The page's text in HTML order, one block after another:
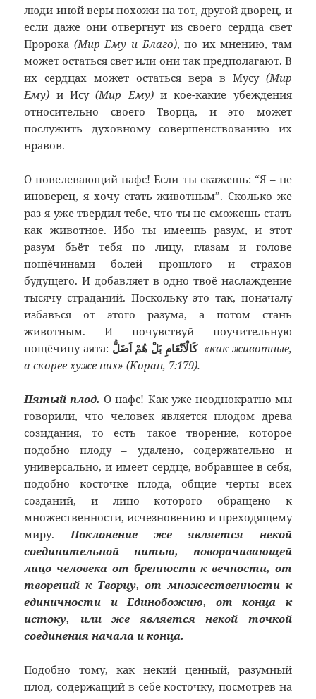
люди иной веры похожи на тот, другой дворец, и
если даже они отвергнут из своего сердца свет
Пророка (Мир Ему и Благо), по их мнению, там
может остаться свет или они так предполагают. В
их сердцах может остаться вера в Мусу (Мир
Ему) и Ису(Мир Ему)и кое-какие убеждения
относительно своего Творца, и это может
послужить духовному совершенствованию их
нравов.
О повелевающий нафс! Если ты скажешь: “Я – не
иноверец, я хочу стать животным”. Сколько же
раз я уже твердил тебе, что ты не сможешь стать
как животное. Ибо ты имеешь разум, и этот
разум бьёт тебя по лицу, глазам и голове
пощёчинами болей прошлого и страхов
будущего. И добавляет в одно твоё наслаждение
тысячу страданий. Поскольку это так, поначалу
избавься от этого разума, а потом стань
животным. И почувствуй поучительную
пощёчину аята:
كَالْاَنْعَامِ بَلْ هُمْ اَضَلُّ «как животные,
а скорее хуже них» (Коран, 7:179).
Пятый плод. О нафс! Как уже неоднократно мы
говорили, что человек является плодом древа
созидания, то есть такое творение, которое
подобно плоду – удалено, содержательно и
универсально, и имеет сердце, вобравшее в себя,
подобно косточке плода, общие черты всех
созданий, и лицо которого обращено к
множественности, исчезновению и преходящему
миру.Поклонение же является некой
соединительной нитью, поворачивающей
лицо человека от бренности к вечности, от
творений к Творцу, от множественности к
единичности и Единобожию, от конца к
истоку, или же является некой точкой
соединения начала и конца.
Подобно тому, как некий ценный, разумный
плод, содержащий в себе косточку, посмотрев на